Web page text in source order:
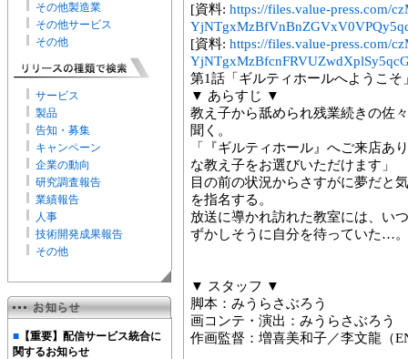
その他製造業
その他サービス
その他
サービス
製品
告知・募集
キャンペーン
企業の動向
研究調査報告
業績報告
人事
技術開発成果報告
その他
■ 【重要】配信サービス統合に
関するお知らせ
[資料: https://files.value-press.com/
[資料: https://files.value-press.com/
第1話「ギルティホールへようこそ
▼ あらすじ ▼
教え子から舐められ残業続きの佐
聞く。
「『ギルティホール』へご来店あ
な教え子をお選びいただけます」
目の前の状況からさすがに夢だと
を指名する。
放送に導かれ訪れた教室には、い
ずかしそうに自分を待っていた…。
▼ スタッフ ▼
脚本：みうらさぶろう
画コンテ・演出：みうらさぶろう
作画監督：増喜美和子／李文龍（